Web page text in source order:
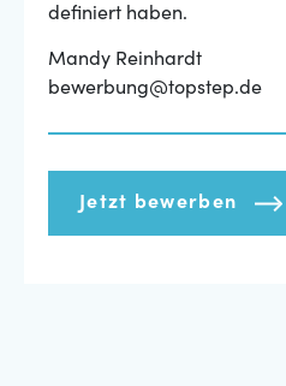
definiert haben.
Mandy Reinhardt
bewerbung@topstep.de
Jetzt bewerben